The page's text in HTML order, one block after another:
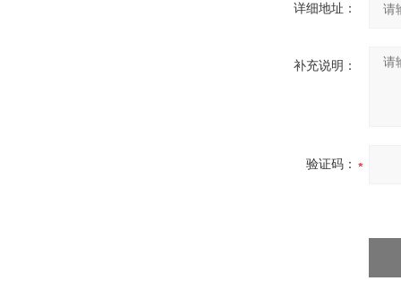
详细地址：
补充说明：
验证码：